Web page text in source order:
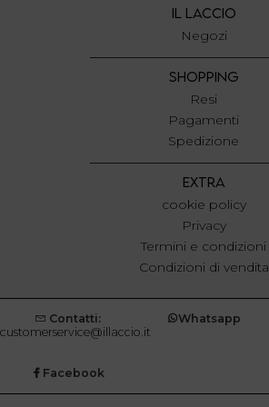
IL LACCIO
Negozi
SHOPPING
Resi
Pagamenti
Spedizione
EXTRA
cookie policy
Privacy
Termini e condizioni
Condizioni di vendita
Contatti:
customerservice@illaccio.it
Whatsapp
Facebook